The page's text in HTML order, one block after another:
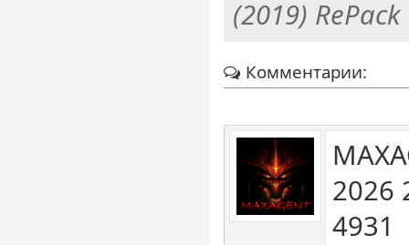
(2019) RePack
Комментарии:
2026
4931